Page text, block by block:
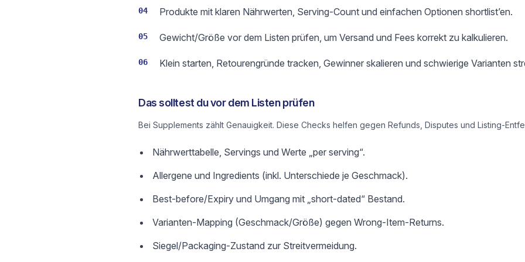
04 Produkte mit klaren Nährwerten, Serving-Count und einfachen Optionen shortlist’en.
05 Gewicht/Größe vor dem Listen prüfen, um Versand und Fees korrekt zu kalkulieren.
06 Klein starten, Retourengründe tracken, Gewinner skalieren und schwierige Varianten
Das solltest du vor dem Listen prüfen
Bei Supplements zählt Genauigkeit. Diese Checks helfen gegen Refunds, Disputes und Listing-
Nährwerttabelle, Servings und Werte „per serving“.
Allergene und Ingredients (inkl. Unterschiede je Geschmack).
Best-before/Expiry und Umgang mit „short-dated“ Bestand.
Varianten-Mapping (Geschmack/Größe) gegen Wrong-Item-Returns.
Siegel/Packaging-Zustand zur Streitvermeidung.